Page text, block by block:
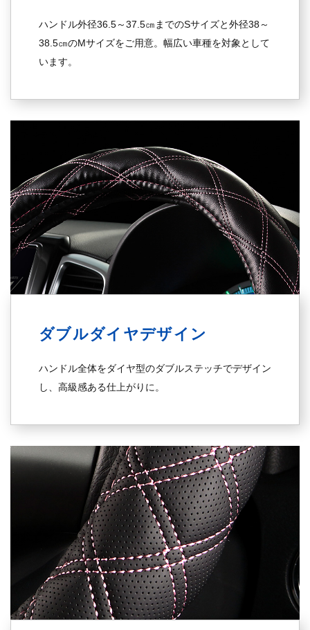
ハンドル外径36.5～37.5㎝までのSサイズと外径38～
38.5㎝のMサイズをご用意。幅広い車種を対象として
います。
ダブルダイヤデザイン
ハンドル全体をダイヤ型のダブルステッチでデザイン
し、高級感ある仕上がりに。